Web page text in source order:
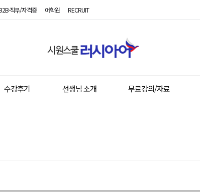
직무/자격증 어학원 RECRUIT
수강후기 선생님 소개 무료강의/자료